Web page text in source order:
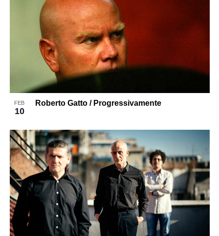
FEB
10
Roberto Gatto / Progressivamente